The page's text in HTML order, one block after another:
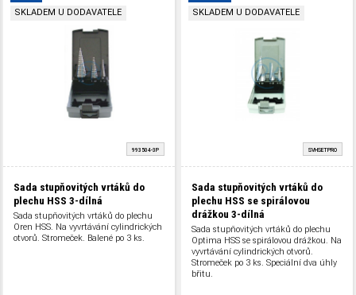
SKLADEM U DODAVATELE
993504-3P
Sada stupňovitých vrtáků do
plechu HSS 3-dílná
Sada stupňovitých vrtáků do plechu
Oren HSS. Na vyvrtávání cylindrických
otvorů. Stromeček. Balené po 3 ks.
SKLADEM U DODAVATELE
SVHSETPRO
Sada stupňovitých vrtáků do
plechu HSS se spirálovou
drážkou 3-dílná
Sada stupňovitých vrtáků do plechu
Optima HSS se spirálovou drážkou. Na
vyvrtávání cylindrických otvorů.
Stromeček po 3 ks. Speciální dva úhly
břitu.